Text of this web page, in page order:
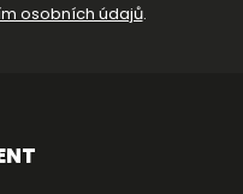
osobních údajů.